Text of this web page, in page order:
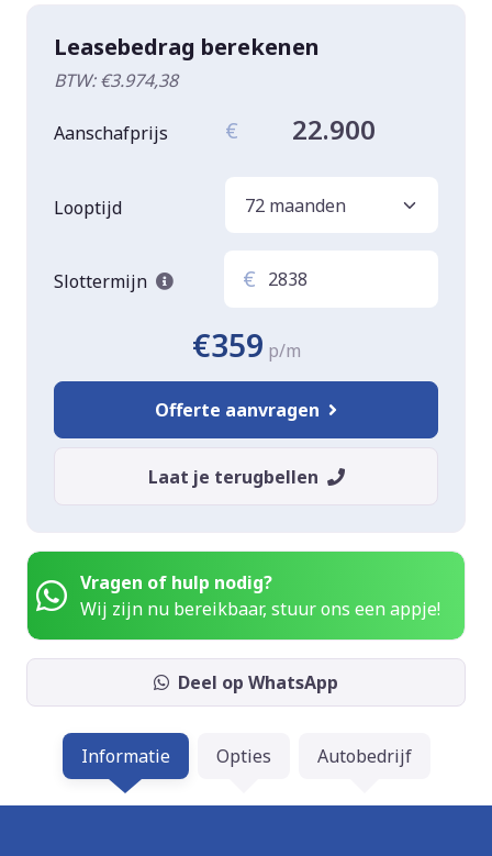
Leasebedrag berekenen
BTW: €3.974,38
Aanschafprijs € 22.900
Looptijd
Slottermijn €
€359 p/m
Offerte aanvragen
Laat je terugbellen
Vragen of hulp nodig?
Wij zijn nu bereikbaar, stuur ons een appje!
Deel op WhatsApp
Informatie Opties Autobedrijf